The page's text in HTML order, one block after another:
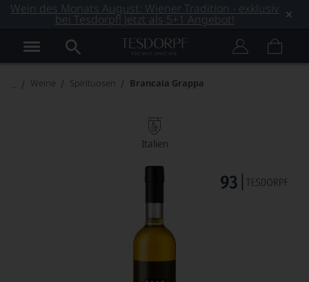
Wein des Monats August: Wiener Tradition - exklusiv
bei Tesdorpf! Jetzt als 5+1 Angebot!
Weine Spirituosen Brancaia Grappa
Italien